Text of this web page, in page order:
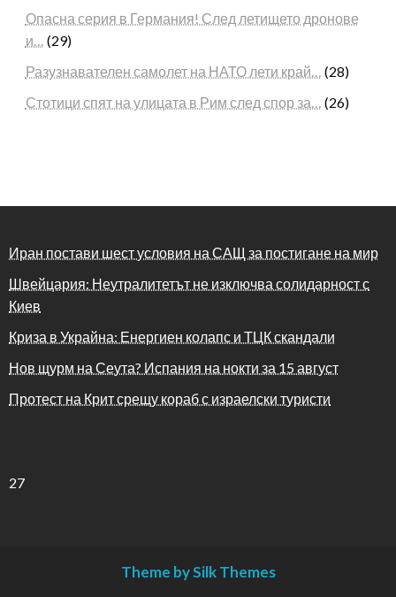
Опасна серия в Германия! След летището дронове
и… (29)
Разузнавателен самолет на НАТО лети край… (28)
Стотици спят на улицата в Рим след спор за… (26)
Иран постави шест условия на САЩ за постигане на мир
Швейцария: Неутралитетът не изключва солидарност с
Киев
Криза в Украйна: Енергиен колапс и ТЦК скандали
Нов щурм на Сеута? Испания на нокти за 15 август
Протест на Крит срещу кораб с израелски туристи
27
Theme by Silk Themes